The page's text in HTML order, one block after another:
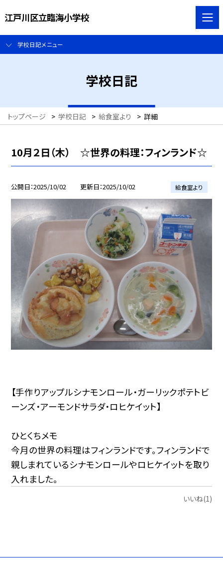
江戸川区立臨海小学校
学校日記メニュー
学校日記
トップページ > 学校日記 > 給食室より > 詳細
10月２日（木） ☆世界の料理：フィンランド☆
公開日 2025/10/02 更新日 2025/10/02 給食室より
【手作りアップルシナモンロール・ガーリックポテトビ
ーンズ・アーモンドサラダ・ロヒケイット】
ひとくちメモ
今月の世界の料理はフィンランドです。フィンランドで
親しまれているシナモンロールやロヒケイットを取り
入れました。
いいね(1)